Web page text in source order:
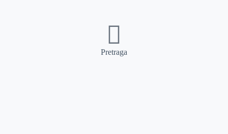
Pretraga